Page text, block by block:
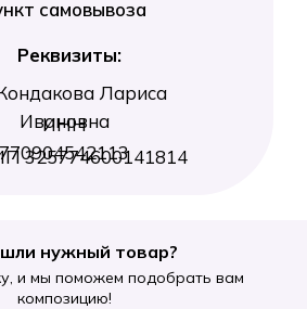
нужный товар?
и мы поможем подобрать вам
композицию!